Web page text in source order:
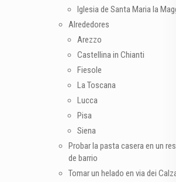
Iglesia de Santa Maria la
Alrededores
Arezzo
Castellina in Chianti
Fiesole
La Toscana
Lucca
Pisa
Siena
Probar la pasta casera en un
de barrio
Tomar un helado en via dei